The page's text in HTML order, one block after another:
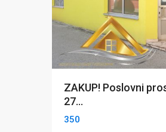
ZAKUP! Poslovni
27...
350